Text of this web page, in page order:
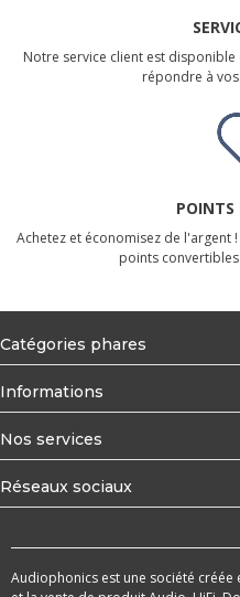
Notre service client est
répondre à
POINTS
Achetez et économisez de l'argent
points
Catégories phares
Informations
Nos services
Réseaux sociaux
Audiophonics est une société